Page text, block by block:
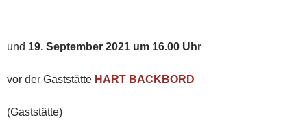
und 19. September 2021 um 16.00 Uhr
vor der Gaststätte HART BACKBORD
(Gaststätte)